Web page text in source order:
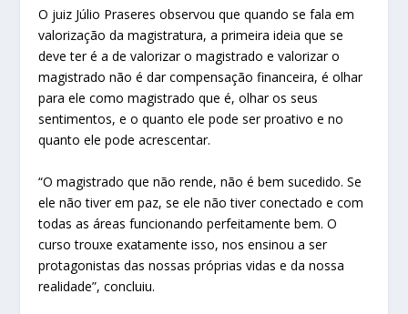
O juiz Júlio Praseres observou que quando se fala em
valorização da magistratura, a primeira ideia que se
deve ter é a de valorizar o magistrado e valorizar o
magistrado não é dar compensação financeira, é olhar
para ele como magistrado que é, olhar os seus
sentimentos, e o quanto ele pode ser proativo e no
quanto ele pode acrescentar.
“O magistrado que não rende, não é bem sucedido. Se
ele não tiver em paz, se ele não tiver conectado e com
todas as áreas funcionando perfeitamente bem. O
curso trouxe exatamente isso, nos ensinou a ser
protagonistas das nossas próprias vidas e da nossa
realidade”, concluiu.